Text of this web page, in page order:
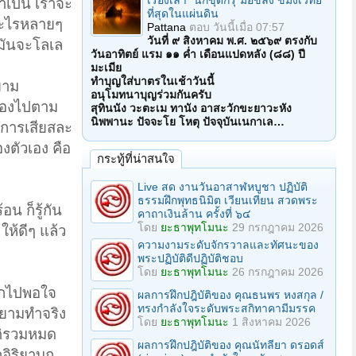
ป็น เราจะ
รหลายๆ
จะโลเล
ม
งไปตาม
รเสียสละ
ตัวเอง คือ
อน ก็รู้กัน
ห้ดีๆ แล้ว
ไปพอใจ
ามทำจริง
วมหมด
ที่สุดในแผ่นดิน
Pattana ตอบ วันนี้เมื่อ 07:57
วันที่ ๙ สิงหาคม พ.ศ. ๒๕๖๙ ตรงกับ
วันอาทิตย์ แรม ๑๑ ค่ำ เดือนแปดหลัง (๘๘) ปี
มะเมีย
ทำบุญใส่บาตรในเช้าวันนี้
อนุโมทนาบุญร่วมกันครับ
สุทินนัง วะตะเม ทานัง อาสะวักขะยาวะหัง
นิพพานะ ปัจจะโย โหตุ ปัจจุบันเนกาเล…
กระทู้ที่น่าสนใจ
Live สด งานวันอาสาฬหบูชา ปฏิบัติ
ธรรมฝึกพุทธนิมิต เวียนเทียน สวดพระ
คาถาเงินล้าน ครั้งที่ ๖๔
โดย ยะธาพุทโมนะ 29 กรกฎาคม 2026
ความงามระดับจักรวาลและทัศนะของ
พระปฏิบัติดีปฏิบัติชอบ
โดย ยะธาพุทโมนะ 26 กรกฎาคม 2026
ผลการฝึกปฎิบัติของ คุณธนพร หงสกุล /
ทรงกำลังใจระดับพระสกิทาคามีมรรค
โดย ยะธาพุทโมนะ 1 สิงหาคม 2026
ผลการฝึกปฎิบัติของ คุณนัทลียา ดรอดส์